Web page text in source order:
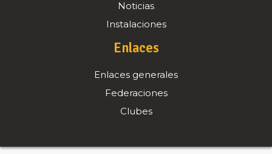
Noticias
Instalaciones
Enlaces
Enlaces generales
Federaciones
Clubes